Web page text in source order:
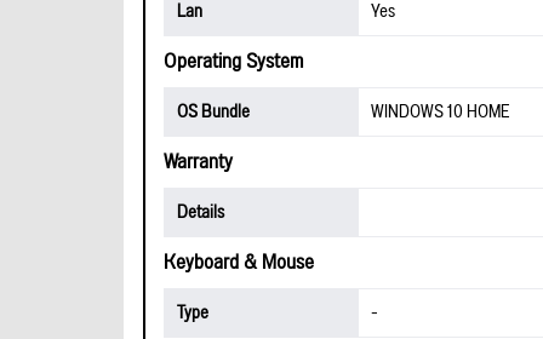
Lan
Yes
Operating System
OS Bundle WINDOWS 10 HOME
Warranty
Details
Keyboard & Mouse
Type -